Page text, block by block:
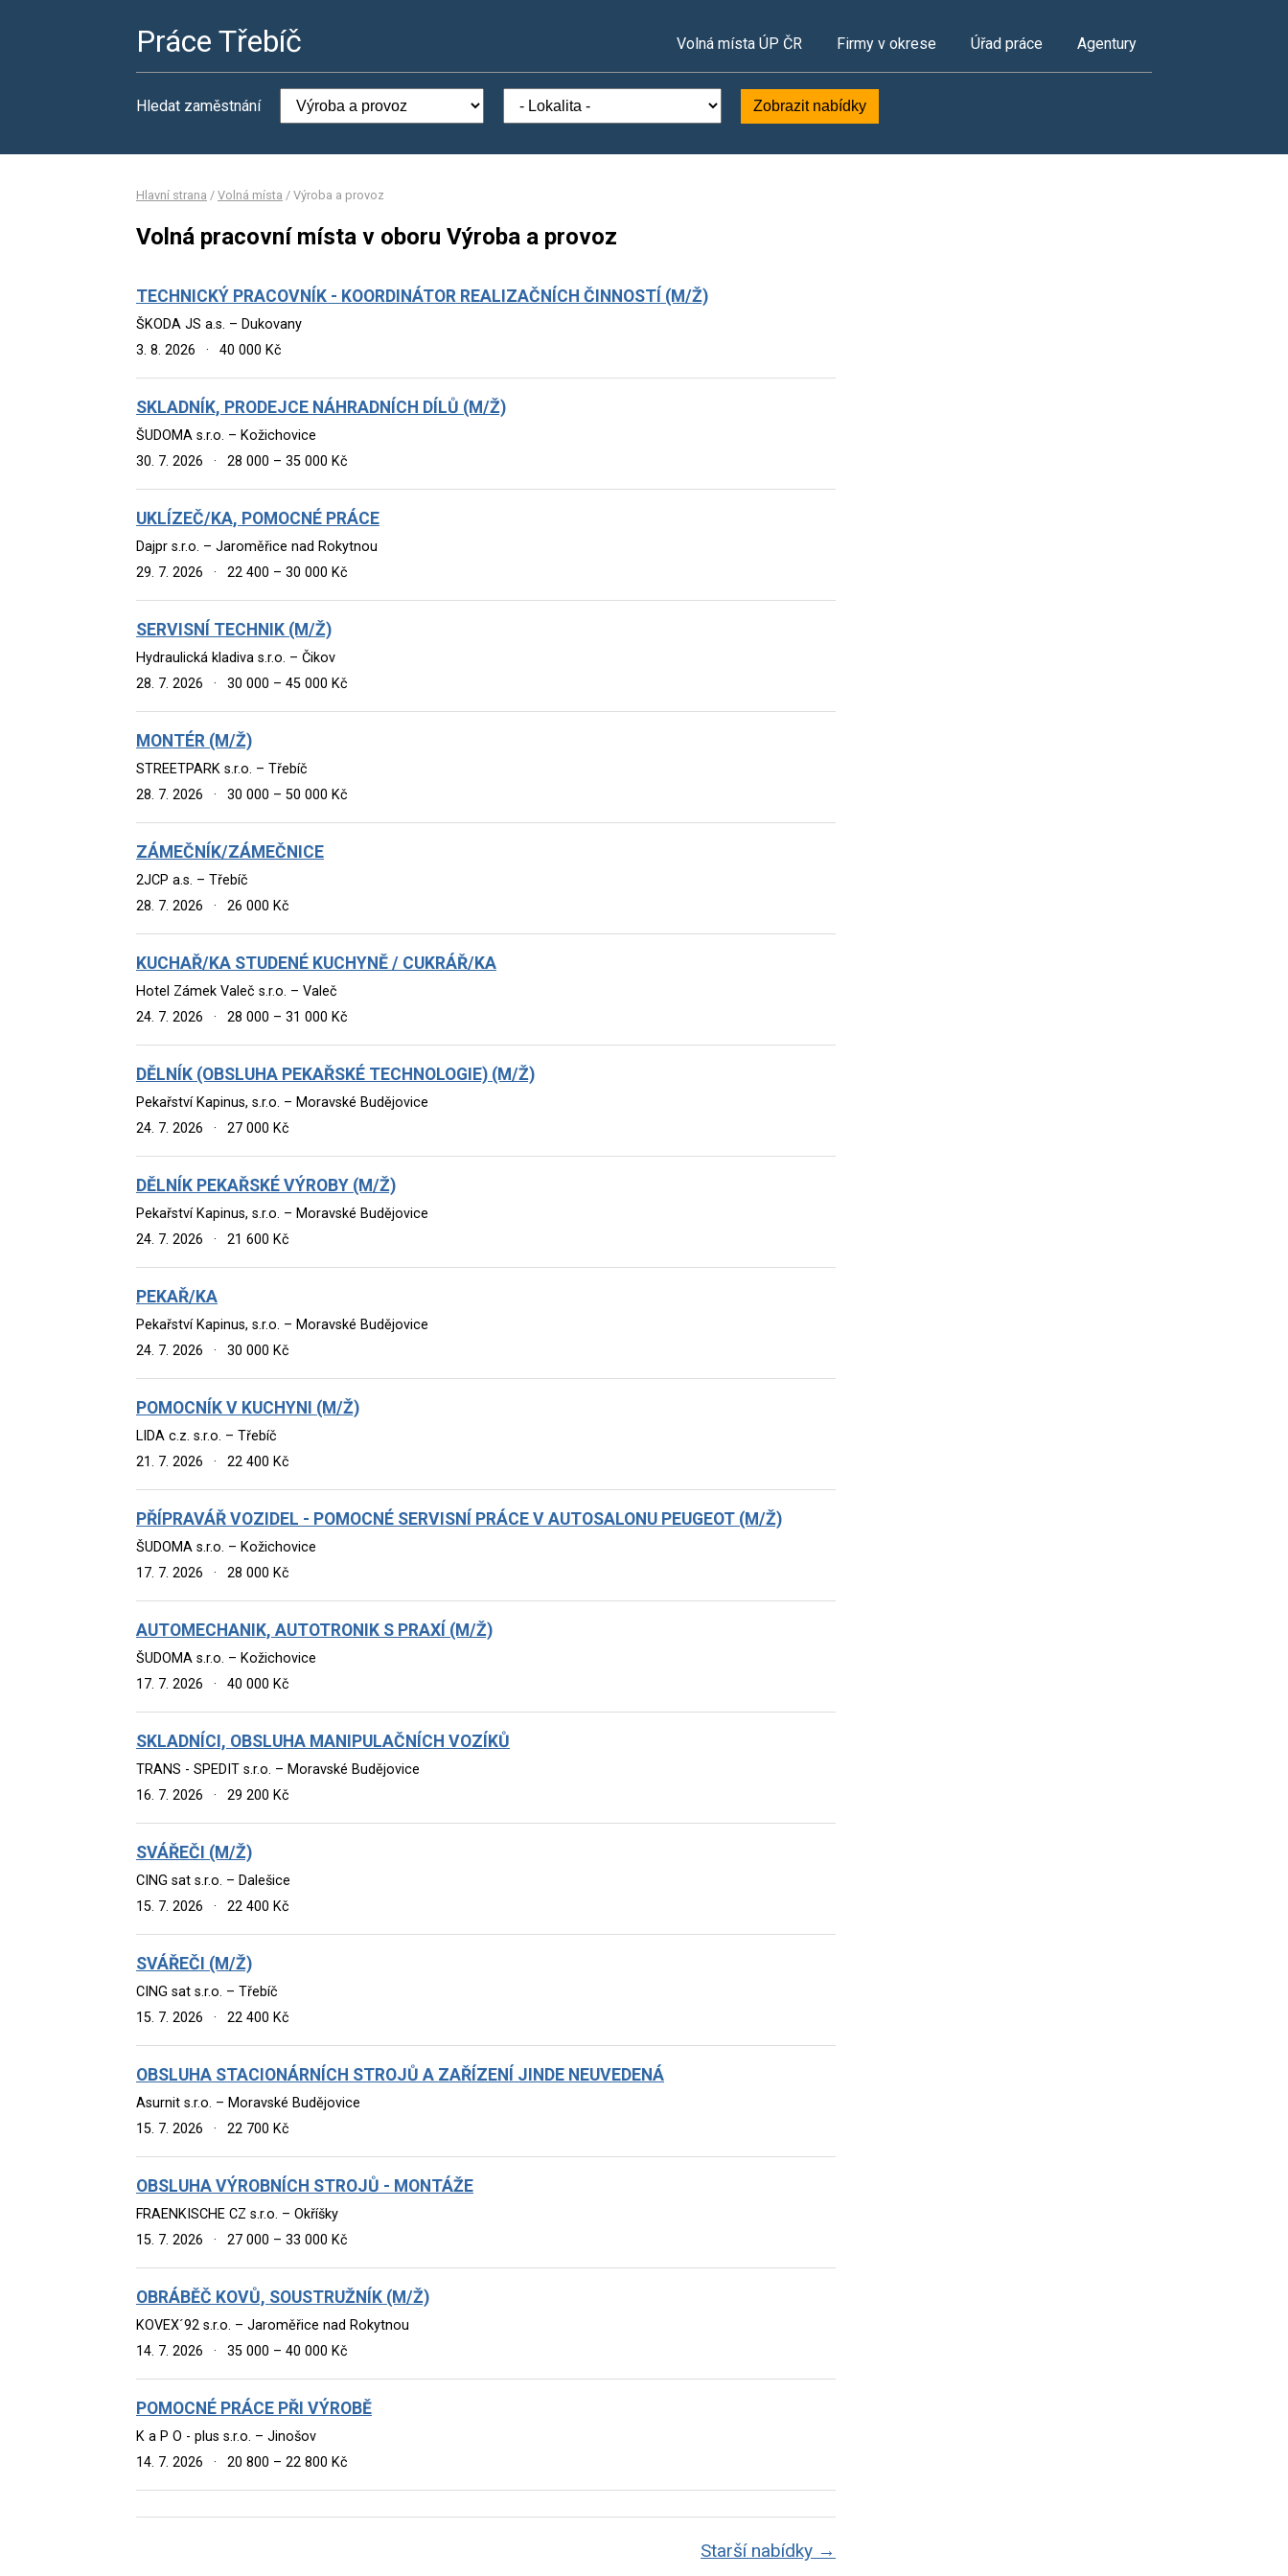
Práce Třebíč Volná místa ÚP ČR Firmy v okrese Úřad práce Agentury
Hledat zaměstnání Zobrazit nabídky
Hlavní strana / Volná místa / Výroba a provoz
Volná pracovní místa v oboru Výroba a provoz
TECHNICKÝ PRACOVNÍK - KOORDINÁTOR REALIZAČNÍCH ČINNOSTÍ (M/Ž)
ŠKODA JS a.s. – Dukovany
3. 8. 2026
· 40 000 Kč
SKLADNÍK, PRODEJCE NÁHRADNÍCH DÍLŮ (M/Ž)
ŠUDOMA s.r.o. – Kožichovice
30. 7. 2026
· 28 000 – 35 000 Kč
UKLÍZEČ/KA, POMOCNÉ PRÁCE
Dajpr s.r.o. – Jaroměřice nad Rokytnou
29. 7. 2026
· 22 400 – 30 000 Kč
SERVISNÍ TECHNIK (M/Ž)
Hydraulická kladiva s.r.o. – Čikov
28. 7. 2026
· 30 000 – 45 000 Kč
MONTÉR (M/Ž)
STREETPARK s.r.o. – Třebíč
28. 7. 2026
· 30 000 – 50 000 Kč
ZÁMEČNÍK/ZÁMEČNICE
2JCP a.s. – Třebíč
28. 7. 2026
· 26 000 Kč
KUCHAŘ/KA STUDENÉ KUCHYNĚ / CUKRÁŘ/KA
Hotel Zámek Valeč s.r.o. – Valeč
24. 7. 2026
· 28 000 – 31 000 Kč
DĚLNÍK (OBSLUHA PEKAŘSKÉ TECHNOLOGIE) (M/Ž)
Pekařství Kapinus, s.r.o. – Moravské Budějovice
24. 7. 2026
· 27 000 Kč
DĚLNÍK PEKAŘSKÉ VÝROBY (M/Ž)
Pekařství Kapinus, s.r.o. – Moravské Budějovice
24. 7. 2026
· 21 600 Kč
PEKAŘ/KA
Pekařství Kapinus, s.r.o. – Moravské Budějovice
24. 7. 2026
· 30 000 Kč
POMOCNÍK V KUCHYNI (M/Ž)
LIDA c.z. s.r.o. – Třebíč
21. 7. 2026
· 22 400 Kč
PŘÍPRAVÁŘ VOZIDEL - POMOCNÉ SERVISNÍ PRÁCE V AUTOSALONU PEUGEOT (M/Ž)
ŠUDOMA s.r.o. – Kožichovice
17. 7. 2026
· 28 000 Kč
AUTOMECHANIK, AUTOTRONIK S PRAXÍ (M/Ž)
ŠUDOMA s.r.o. – Kožichovice
17. 7. 2026
· 40 000 Kč
SKLADNÍCI, OBSLUHA MANIPULAČNÍCH VOZÍKŮ
TRANS - SPEDIT s.r.o. – Moravské Budějovice
16. 7. 2026
· 29 200 Kč
SVÁŘEČI (M/Ž)
CING sat s.r.o. – Dalešice
15. 7. 2026
· 22 400 Kč
SVÁŘEČI (M/Ž)
CING sat s.r.o. – Třebíč
15. 7. 2026
· 22 400 Kč
OBSLUHA STACIONÁRNÍCH STROJŮ A ZAŘÍZENÍ JINDE NEUVEDENÁ
Asurnit s.r.o. – Moravské Budějovice
15. 7. 2026
· 22 700 Kč
OBSLUHA VÝROBNÍCH STROJŮ - MONTÁŽE
FRAENKISCHE CZ s.r.o. – Okříšky
15. 7. 2026
· 27 000 – 33 000 Kč
OBRÁBĚČ KOVŮ, SOUSTRUŽNÍK (M/Ž)
KOVEX´92 s.r.o. – Jaroměřice nad Rokytnou
14. 7. 2026
· 35 000 – 40 000 Kč
POMOCNÉ PRÁCE PŘI VÝROBĚ
K a P O - plus s.r.o. – Jinošov
14. 7. 2026
· 20 800 – 22 800 Kč
Starší nabídky →